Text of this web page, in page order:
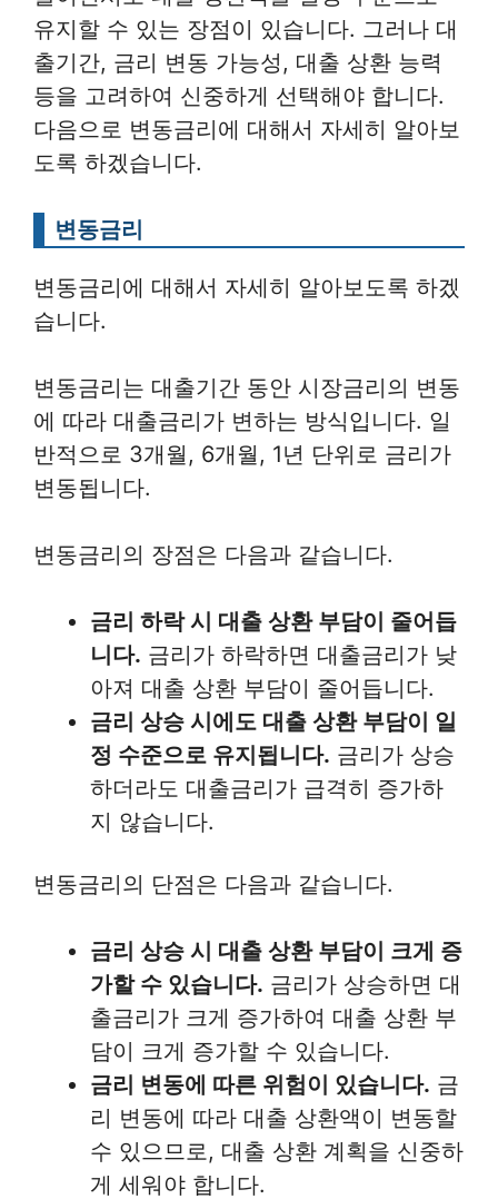
유지할 수 있는 장점이 있습니다. 그러나 대
출기간, 금리 변동 가능성, 대출 상환 능력
등을 고려하여 신중하게 선택해야 합니다.
다음으로 변동금리에 대해서 자세히 알아보
도록 하겠습니다.
변동금리
변동금리에 대해서 자세히 알아보도록 하겠
습니다.
변동금리는 대출기간 동안 시장금리의 변동
에 따라 대출금리가 변하는 방식입니다. 일
반적으로 3개월, 6개월, 1년 단위로 금리가
변동됩니다.
변동금리의 장점은 다음과 같습니다.
금리 하락 시 대출 상환 부담이 줄어듭
니다. 금리가 하락하면 대출금리가 낮
아져 대출 상환 부담이 줄어듭니다.
금리 상승 시에도 대출 상환 부담이 일
정 수준으로 유지됩니다. 금리가 상승
하더라도 대출금리가 급격히 증가하
지 않습니다.
변동금리의 단점은 다음과 같습니다.
금리 상승 시 대출 상환 부담이 크게 증
가할 수 있습니다. 금리가 상승하면 대
출금리가 크게 증가하여 대출 상환 부
담이 크게 증가할 수 있습니다.
금리 변동에 따른 위험이 있습니다. 금
리 변동에 따라 대출 상환액이 변동할
수 있으므로, 대출 상환 계획을 신중하
게 세워야 합니다.